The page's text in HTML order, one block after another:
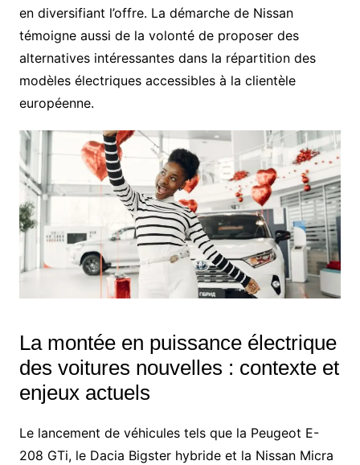
en diversifiant l’offre. La démarche de Nissan
témoigne aussi de la volonté de proposer des
alternatives intéressantes dans la répartition des
modèles électriques accessibles à la clientèle
européenne.
La montée en puissance électrique
des voitures nouvelles : contexte et
enjeux actuels
Le lancement de véhicules tels que la Peugeot E-
208 GTi, le Dacia Bigster hybride et la Nissan Micra